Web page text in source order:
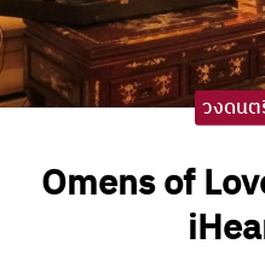
ไอนัท The Voice
iNattt
วงดน
Omens of